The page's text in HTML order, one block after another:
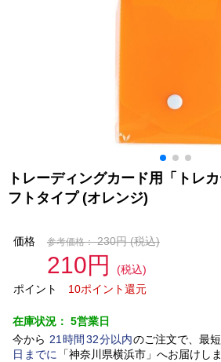
トレーディングカード用「トレ
フトタイプ (オレンジ)
価格 参考価格： 230円(税込)
210円
(税込)
ポイント
10ポイント還元
在庫状況： 5営業日
今から 21 時間 32分以内のご注文で、最短
日 までに 「神奈川県横浜市」 へお届けしま